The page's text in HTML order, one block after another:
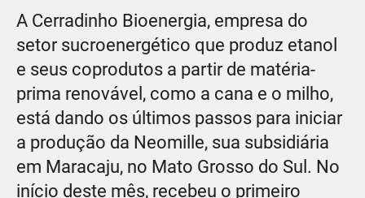
A Cerradinho Bioenergia, empresa do
setor sucroenergético que produz etanol
e seus coprodutos a partir de matéria-
prima renovável, como a cana e o milho,
está dando os últimos passos para iniciar
a produção da Neomille, sua subsidiária
em Maracaju, no Mato Grosso do Sul. No
início deste mês, recebeu o primeiro